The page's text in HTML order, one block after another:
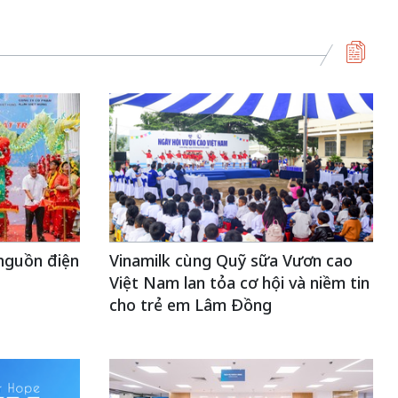
điện
Vinamilk cùng Quỹ sữa Vươn cao
Việt Nam lan tỏa cơ hội và niềm tin
cho trẻ em Lâm Đồng